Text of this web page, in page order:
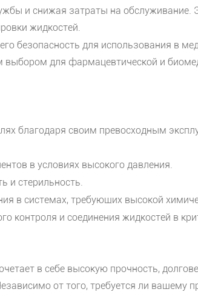
и снижая затраты на
жидкостей.
безопасность для использования в
для фармацевтической и
благодаря своим превосходным
в условиях высокого давления.
и стерильность.
в системах, требующих высокой
контроля и соединения жидкостей в
в себе высокую прочность,
от того, требуется ли вашему